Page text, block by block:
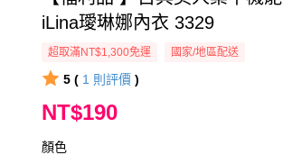
iLina璦琳娜內衣 3329
超取滿NT$1,300免運 國家/地區配送
5 ( 1 則評價 )
NT$190
顏色